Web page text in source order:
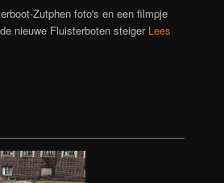
Zutphen foto's en een filmpje
nieuwe Fluisterboten steiger Lees